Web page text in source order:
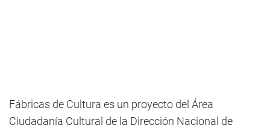
Fábricas de Cultura es un proyecto del Área
Ciudadanía Cultural de la Dirección Nacional de